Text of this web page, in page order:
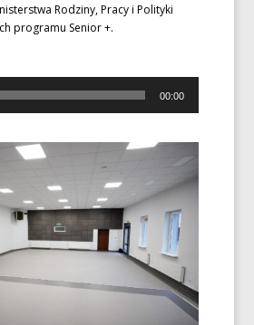
Rodziny, Pracy i Polityki
programu Senior +.
00:00